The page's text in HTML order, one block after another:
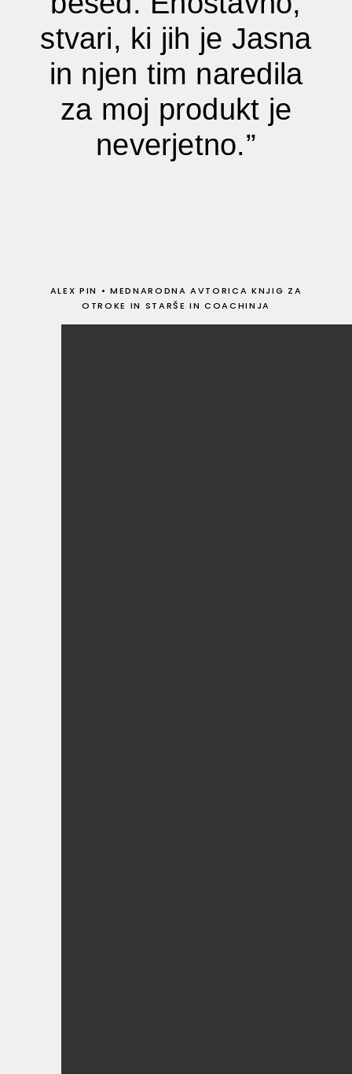
stvari, ki jih je Jasna
in njen tim naredila
za moj produkt je
neverjetno.”
ALEX PIN • MEDNARODNA AVTORICA KNJIG ZA
OTROKE IN STARŠE IN COACHINJA